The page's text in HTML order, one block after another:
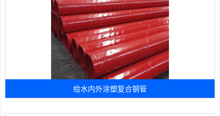
给水内外涂塑复合钢管